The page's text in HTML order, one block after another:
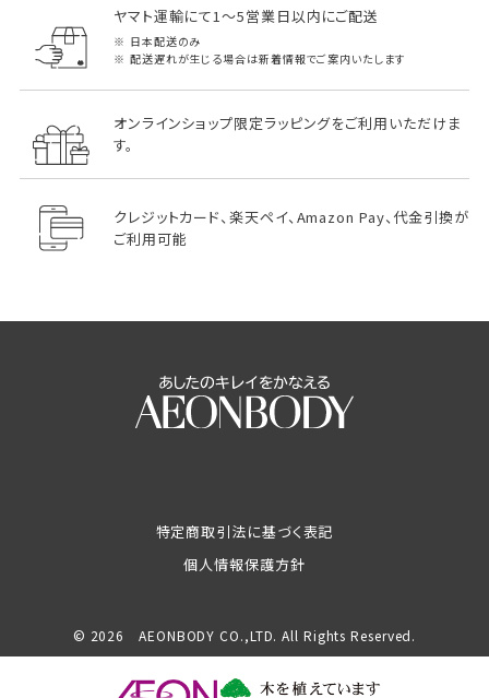
ヤマト運輸にて1～5営業日以内にご配送
日本配送のみ
配送遅れが生じる場合は新着情報でご案内いたします
オンラインショップ限定ラッピングをご利用いただけま
す。
クレジットカード、楽天ペイ、Amazon Pay、代金引換が
ご利用可能
特定商取引法に基づく表記
個人情報保護方針
© 2026 AEONBODY CO.,LTD. All Rights Reserved.